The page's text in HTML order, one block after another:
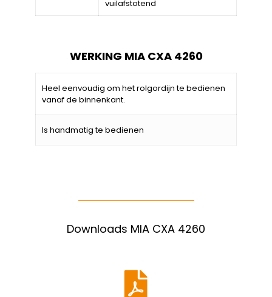
vuilafstotend
WERKING MIA CXA 4260
Heel eenvoudig om het rolgordijn te bedienen
vanaf de binnenkant.
Is handmatig te bedienen
Downloads MIA CXA 4260